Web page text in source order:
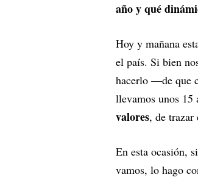
año y qué
Hoy y mañana
el país. Si bien
hacerlo —de que
llevamos unos 15
valores, de trazar
En esta ocasión,
vamos, lo hago